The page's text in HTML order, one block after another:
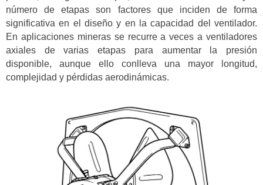
número de etapas son factores que inciden de forma
significativa en el diseño y en la capacidad del ventilador.
En aplicaciones mineras se recurre a veces a ventiladores
axiales de varias etapas para aumentar la presión
disponible, aunque ello conlleva una mayor longitud,
complejidad y pérdidas aerodinámicas.